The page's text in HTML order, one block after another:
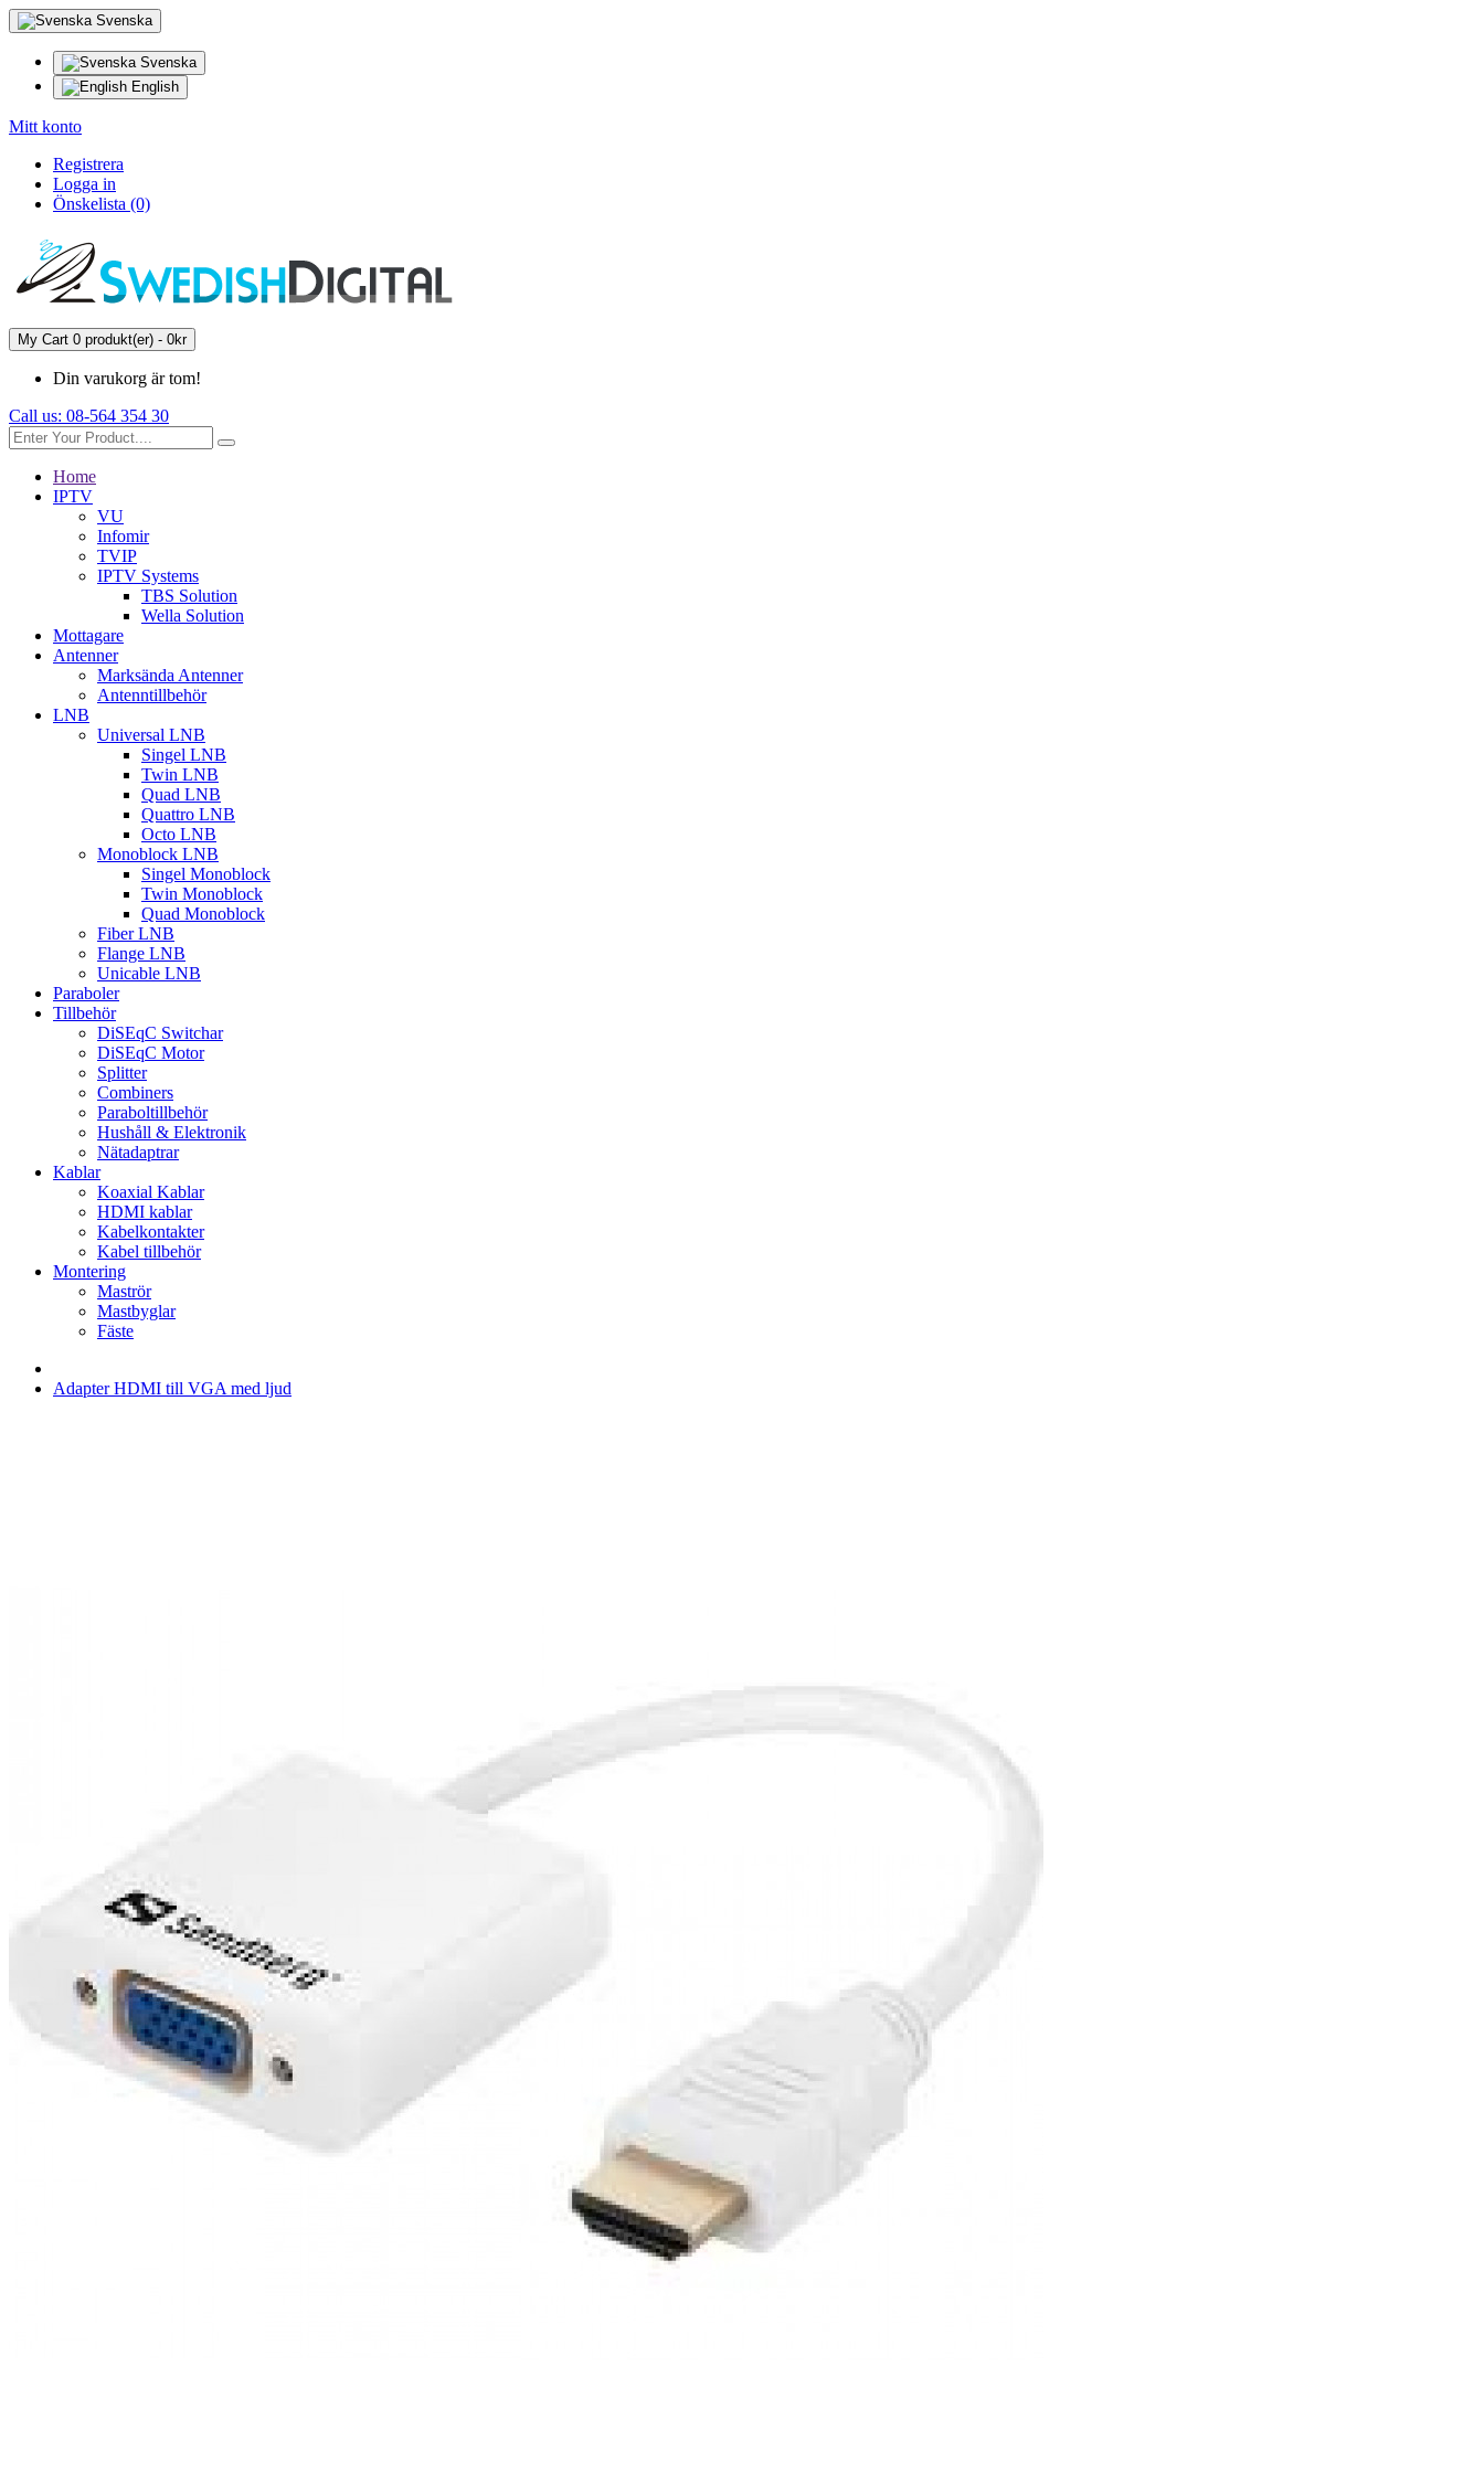
Svenska
Svenska
English
Mitt konto
Registrera
Logga in
Önskelista (0)
My Cart 0 produkt(er) - 0kr
Din varukorg är tom!
Call us: 08-564 354 30
Home
IPTV
VU
Infomir
TVIP
IPTV Systems
TBS Solution
Wella Solution
Mottagare
Antenner
Marksända Antenner
Antenntillbehör
LNB
Universal LNB
Singel LNB
Twin LNB
Quad LNB
Quattro LNB
Octo LNB
Monoblock LNB
Singel Monoblock
Twin Monoblock
Quad Monoblock
Fiber LNB
Flange LNB
Unicable LNB
Paraboler
Tillbehör
DiSEqC Switchar
DiSEqC Motor
Splitter
Combiners
Paraboltillbehör
Hushåll & Elektronik
Nätadaptrar
Kablar
Koaxial Kablar
HDMI kablar
Kabelkontakter
Kabel tillbehör
Montering
Maströr
Mastbyglar
Fäste
Adapter HDMI till VGA med ljud